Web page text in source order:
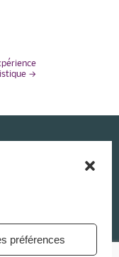
préférences
→